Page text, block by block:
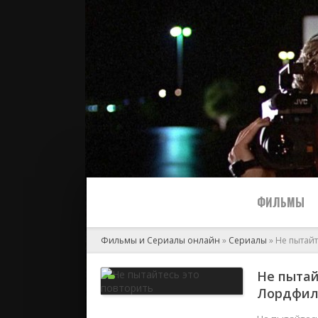
ФИЛЬМЫ
2024
Фильмы и Сериалы онлайн » Сериалы » Не
Не